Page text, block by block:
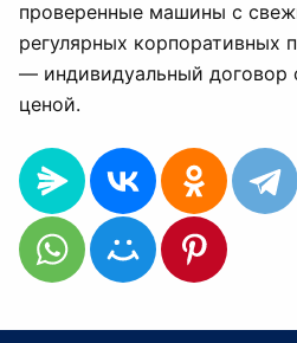
проверенные машины с
регулярных корпоративных
— индивидуальный договор
ценой.